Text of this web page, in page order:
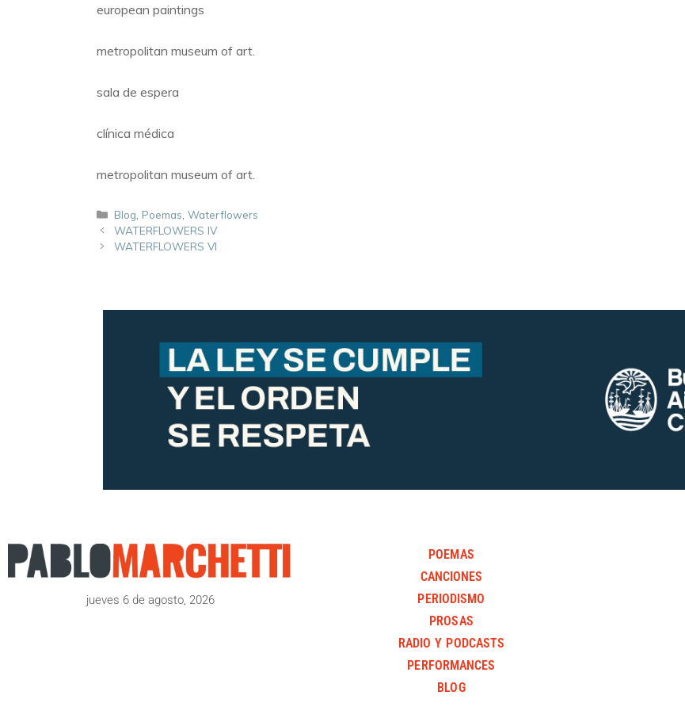
european paintings
metropolitan museum of art.
sala de espera
clínica médica
metropolitan museum of art.
Blog Poemas Waterflowers
WATERFLOWERS IV
WATERFLOWERS VI
jueves 6 de agosto, 2026
POEMAS
CANCIONES
PERIODISMO
PROSAS
RADIO Y PODCASTS
PERFORMANCES
BLOG